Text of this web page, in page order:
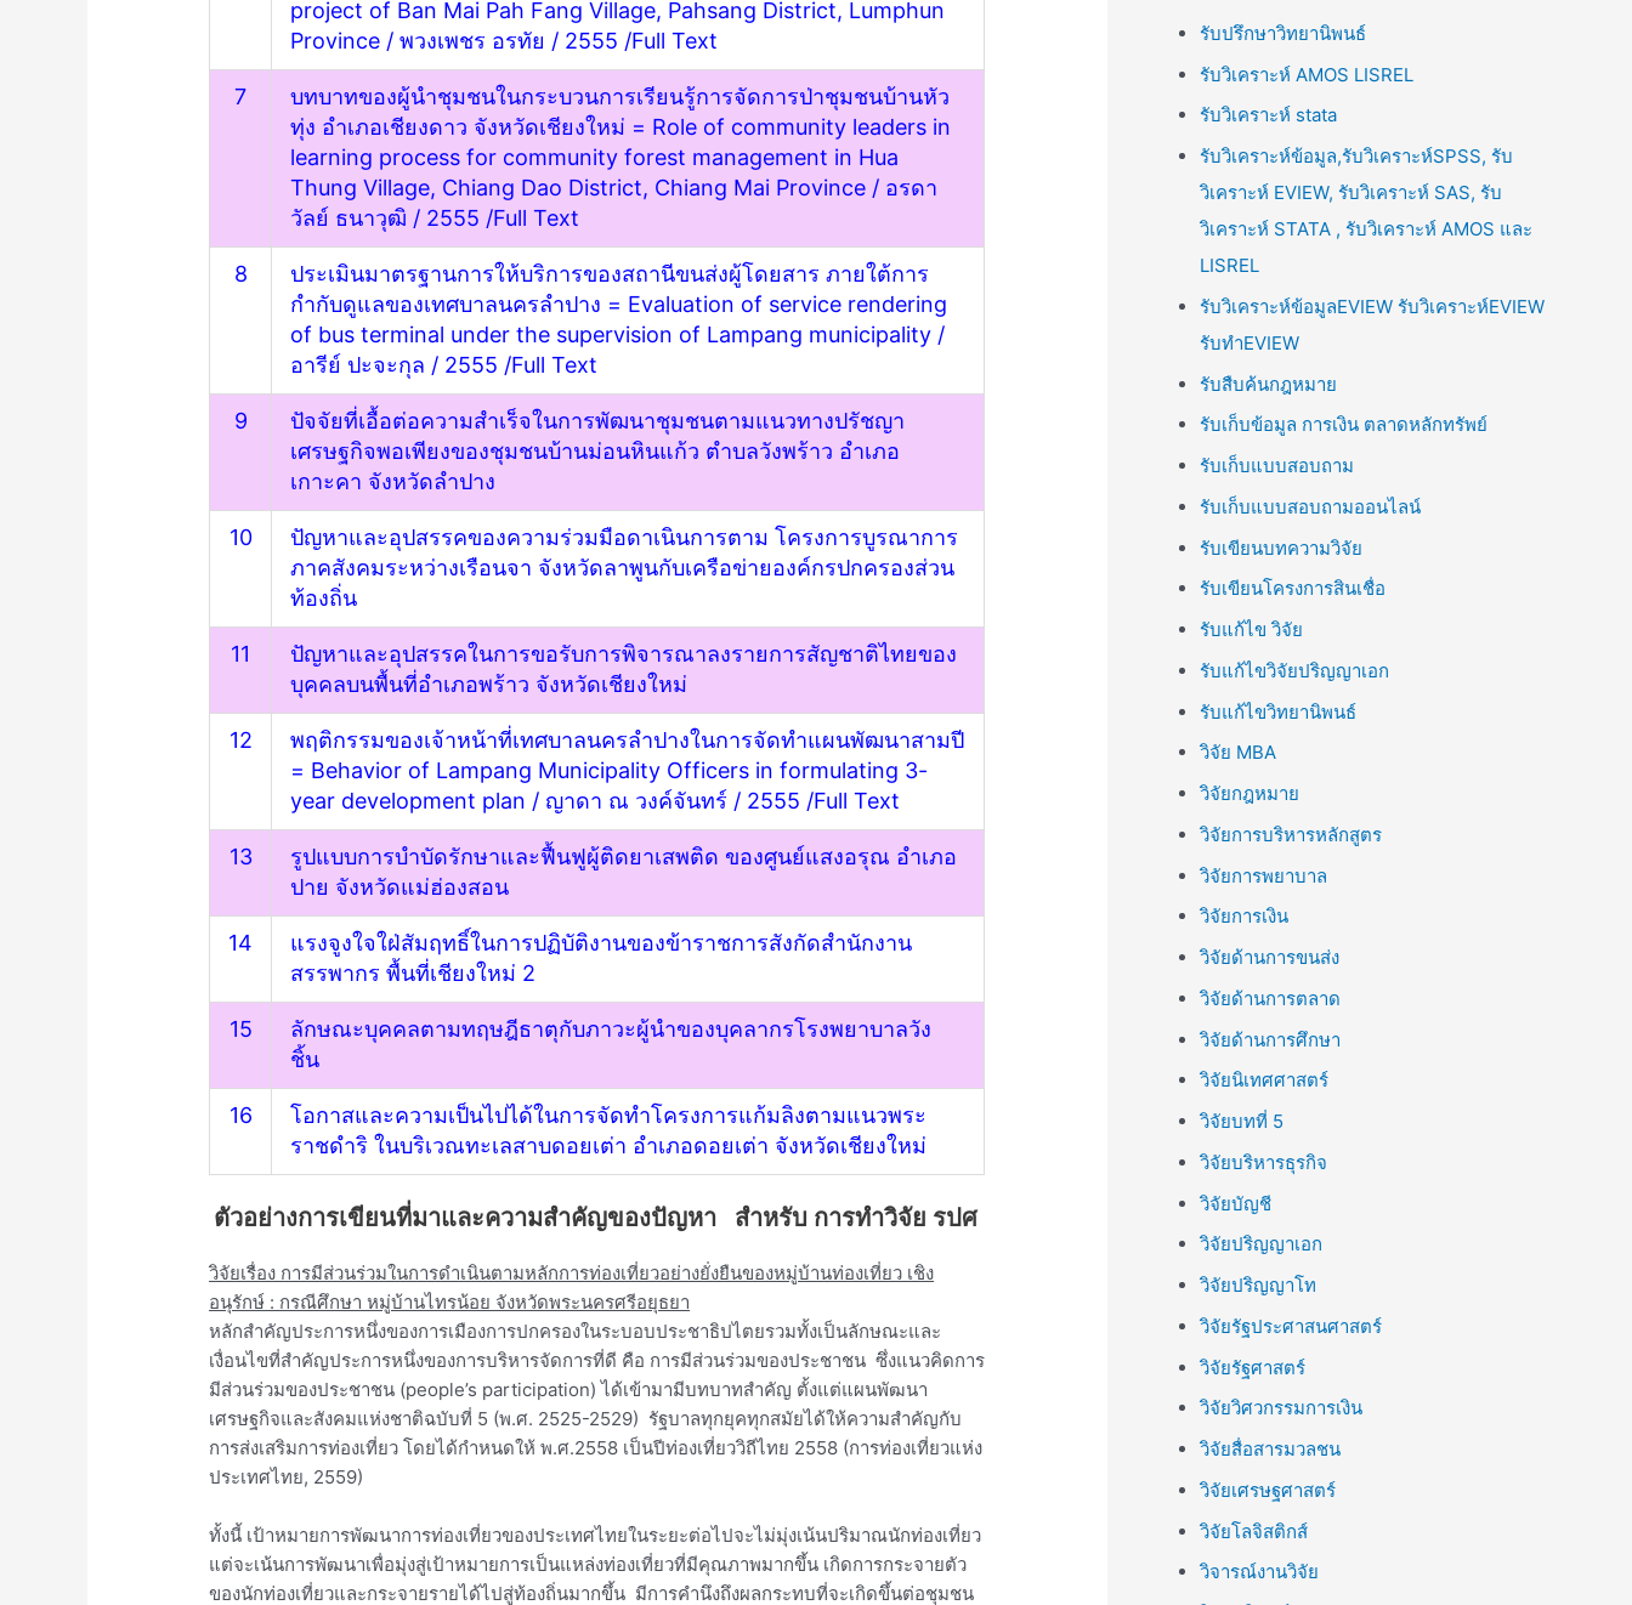
project of Ban Mai Pah Fang Village, Pahsang District, Lumphun
Province / พวงเพชร อรทัย / 2555 /Full Text
7
บทบาทของผู้นำชุมชนในกระบวนการเรียนรู้การจัดการป่าชุมชนบ้านหัว
ทุ่ง อำเภอเชียงดาว จังหวัดเชียงใหม่ = Role of community leaders in
learning process for community forest management in Hua
Thung Village, Chiang Dao District, Chiang Mai Province / อรดา
วัลย์ ธนาวุฒิ / 2555 /Full Text
8
ประเมินมาตรฐานการให้บริการของสถานีขนส่งผู้โดยสาร ภายใต้การ
กำกับดูแลของเทศบาลนครลำปาง = Evaluation of service rendering
of bus terminal under the supervision of Lampang municipality /
อารีย์ ปะจะกุล / 2555 /Full Text
9
ปัจจัยที่เอื้อต่อความสำเร็จในการพัฒนาชุมชนตามแนวทางปรัชญา
เศรษฐกิจพอเพียงของชุมชนบ้านม่อนหินแก้ว ตำบลวังพร้าว อำเภอ
เกาะคา จังหวัดลำปาง
10
ปัญหาและอุปสรรคของความร่วมมือดาเนินการตาม โครงการบูรณาการ
ภาคสังคมระหว่างเรือนจา จังหวัดลาพูนกับเครือข่ายองค์กรปกครองส่วน
ท้องถิ่น
11
ปัญหาและอุปสรรคในการขอรับการพิจารณาลงรายการสัญชาติไทยของ
บุคคลบนพื้นที่อำเภอพร้าว จังหวัดเชียงใหม่
12
พฤติกรรมของเจ้าหน้าที่เทศบาลนครลำปางในการจัดทำแผนพัฒนาสามปี
= Behavior of Lampang Municipality Officers in formulating 3-
year development plan / ญาดา ณ วงค์จันทร์ / 2555 /Full Text
13
รูปแบบการบำบัดรักษาและฟื้นฟูผู้ติดยาเสพติด ของศูนย์แสงอรุณ อำเภอ
ปาย จังหวัดแม่ฮ่องสอน
14
แรงจูงใจใฝ่สัมฤทธิ์ในการปฏิบัติงานของข้าราชการสังกัดสำนักงาน
สรรพากร พื้นที่เชียงใหม่ 2
15
ลักษณะบุคคลตามทฤษฎีธาตุกับภาวะผู้นำของบุคลากรโรงพยาบาลวัง
ชิ้น
16
โอกาสและความเป็นไปได้ในการจัดทำโครงการแก้มลิงตามแนวพระ
ราชดำริ ในบริเวณทะเลสาบดอยเต่า อำเภอดอยเต่า จังหวัดเชียงใหม่
ตัวอย่างการเขียนที่มาและความสำคัญของปัญหา สำหรับ การทำวิจัย รปศ
วิจัยเรื่อง การมีส่วนร่วมในการดำเนินตามหลักการท่องเที่ยวอย่างยั่งยืนของหมู่บ้านท่องเที่ยว เชิง
อนุรักษ์ : กรณีศึกษา หมู่บ้านไทรน้อย จังหวัดพระนครศรีอยุธยา
หลักสำคัญประการหนึ่งของการเมืองการปกครองในระบอบประชาธิปไตยรวมทั้งเป็นลักษณะและ
เงื่อนไขที่สำคัญประการหนึ่งของการบริหารจัดการที่ดี คือ การมีส่วนร่วมของประชาชน ซึ่งแนวคิดการ
มีส่วนร่วมของประชาชน (people’s participation) ได้เข้ามามีบทบาทสำคัญ ตั้งแต่แผนพัฒนา
เศรษฐกิจและสังคมแห่งชาติฉบับที่ 5 (พ.ศ. 2525-2529) รัฐบาลทุกยุคทุกสมัยได้ให้ความสำคัญกับ
การส่งเสริมการท่องเที่ยว โดยได้กำหนดให้ พ.ศ.2558 เป็นปีท่องเที่ยววิถีไทย 2558 (การท่องเที่ยวแห่ง
ประเทศไทย, 2559)
ทั้งนี้ เป้าหมายการพัฒนาการท่องเที่ยวของประเทศไทยในระยะต่อไปจะไม่มุ่งเน้นปริมาณนักท่องเที่ยว
แต่จะเน้นการพัฒนาเพื่อมุ่งสู่เป้าหมายการเป็นแหล่งท่องเที่ยวที่มีคุณภาพมากขึ้น เกิดการกระจายตัว
ของนักท่องเที่ยวและกระจายรายได้ไปสู่ท้องถิ่นมากขึ้น มีการคำนึงถึงผลกระทบที่จะเกิดขึ้นต่อชุมชน
รับปรึกษาวิทยานิพนธ์
รับวิเคราะห์ AMOS LISREL
รับวิเคราะห์ stata
รับวิเคราะห์ข้อมูล,รับวิเคราะห์SPSS, รับ
วิเคราะห์ EVIEW, รับวิเคราะห์ SAS, รับ
วิเคราะห์ STATA , รับวิเคราะห์ AMOS และ
LISREL
รับวิเคราะห์ข้อมูลEVIEW รับวิเคราะห์EVIEW
รับทำEVIEW
รับสืบค้นกฎหมาย
รับเก็บข้อมูล การเงิน ตลาดหลักทรัพย์
รับเก็บแบบสอบถาม
รับเก็บแบบสอบถามออนไลน์
รับเขียนบทความวิจัย
รับเขียนโครงการสินเชื่อ
รับแก้ไข วิจัย
รับแก้ไขวิจัยปริญญาเอก
รับแก้ไขวิทยานิพนธ์
วิจัย MBA
วิจัยกฎหมาย
วิจัยการบริหารหลักสูตร
วิจัยการพยาบาล
วิจัยการเงิน
วิจัยด้านการขนส่ง
วิจัยด้านการตลาด
วิจัยด้านการศึกษา
วิจัยนิเทศศาสตร์
วิจัยบทที่ 5
วิจัยบริหารธุรกิจ
วิจัยบัญชี
วิจัยปริญญาเอก
วิจัยปริญญาโท
วิจัยรัฐประศาสนศาสตร์
วิจัยรัฐศาสตร์
วิจัยวิศวกรรมการเงิน
วิจัยสื่อสารมวลชน
วิจัยเศรษฐศาสตร์
วิจัยโลจิสติกส์
วิจารณ์งานวิจัย